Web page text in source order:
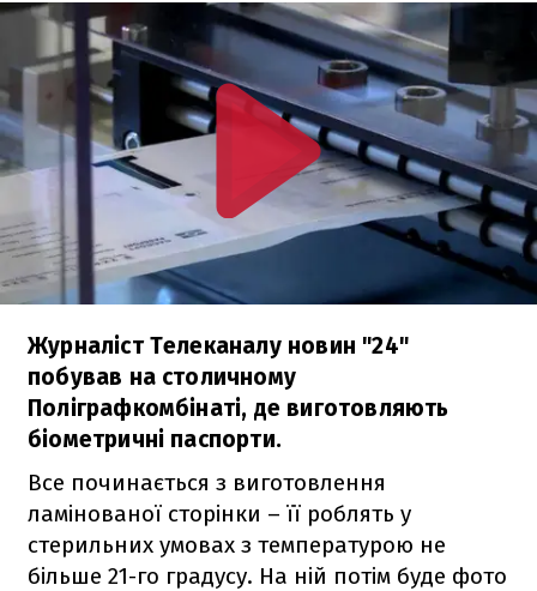
Журналіст Телеканалу новин "24"
побував на столичному
Поліграфкомбінаті, де виготовляють
біометричні паспорти.
Все починається з виготовлення
ламінованої сторінки – її роблять у
стерильних умовах з температурою не
більше 21-го градусу. На ній потім буде фото